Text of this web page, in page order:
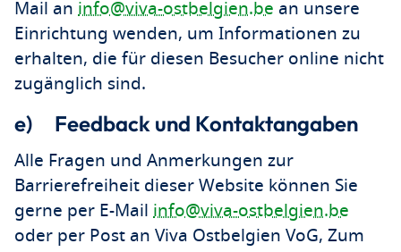
Mail an info@viva-ostbelgien.be an unsere
Einrichtung wenden, um Informationen zu
erhalten, die für diesen Besucher online nicht
zugänglich sind.
e) Feedback und Kontaktangaben
Alle Fragen und Anmerkungen zur
Barrierefreiheit dieser Website können Sie
gerne per E-Mail info@viva-ostbelgien.be
oder per Post an Viva Ostbelgien VoG, Zum